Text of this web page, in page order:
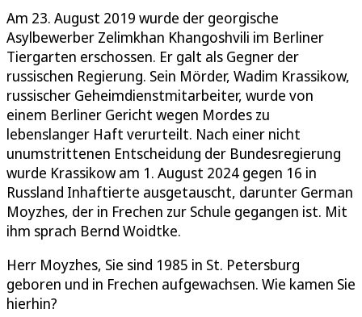
Am 23. August 2019 wurde der georgische
Asylbewerber Zelimkhan Khangoshvili im Berliner
Tiergarten erschossen. Er galt als Gegner der
russischen Regierung. Sein Mörder, Wadim Krassikow,
russischer Geheimdienstmitarbeiter, wurde von
einem Berliner Gericht wegen Mordes zu
lebenslanger Haft verurteilt. Nach einer nicht
unumstrittenen Entscheidung der Bundesregierung
wurde Krassikow am 1. August 2024 gegen 16 in
Russland Inhaftierte ausgetauscht, darunter German
Moyzhes, der in Frechen zur Schule gegangen ist. Mit
ihm sprach Bernd Woidtke.
Herr Moyzhes, Sie sind 1985 in St. Petersburg
geboren und in Frechen aufgewachsen. Wie kamen Sie
hierhin?